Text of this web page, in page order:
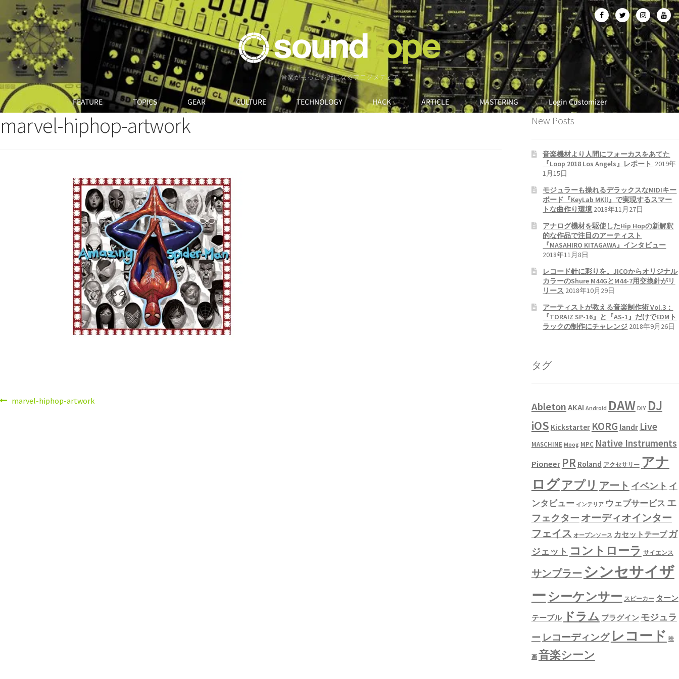
音楽がもっと身近になるブログメディア
FEATURE TOPICS GEAR CULTURE TECHNOLOGY HACK ARTICLE MASTERING Login Customizer
marvel-hiphop-artwork
marvel-hiphop-artwork
New Posts
音楽機材より人間にフォーカスをあてた
『Loop 2018 Los Angels』レポート 2019年
1月15日
モジュラーも操れるデラックスなMIDIキー
ボード『KeyLab MKll』で実現するスマー
トな曲作り環境 2018年11月27日
アナログ機材を駆使したHip Hopの新解釈
的な作品で注目のアーティスト
『MASAHIRO KITAGAWA』インタビュー
2018年11月8日
レコード針に彩りを。JICOからオリジナル
カラーのShure M44GとM44-7用交換針がリ
リース 2018年10月29日
アーティストが教える音楽制作術 Vol.3：
『TORAIZ SP-16』と『AS-1』だけでEDMト
ラックの制作にチャレンジ 2018年9月26日
タグ
AbletonAKAI Android DAW DIY DJ
iOS Kickstarter KORG landr Live
MASCHINE Moog MPC Native Instruments
Pioneer PR Roland アクセサリー アナ
ログアプリ アート イベント イ
ンタビュー インテリア ウェブサービス エ
フェクター オーディオインター
フェイス オープンソース カセットテープ ガ
ジェット コントローラ サイエンス
サンプラー シンセサイザ
ー シーケンサー スピーカー ターン
テーブル ドラム プラグイン モジュラ
ー レコーディング レコード 映
画 音楽シーン